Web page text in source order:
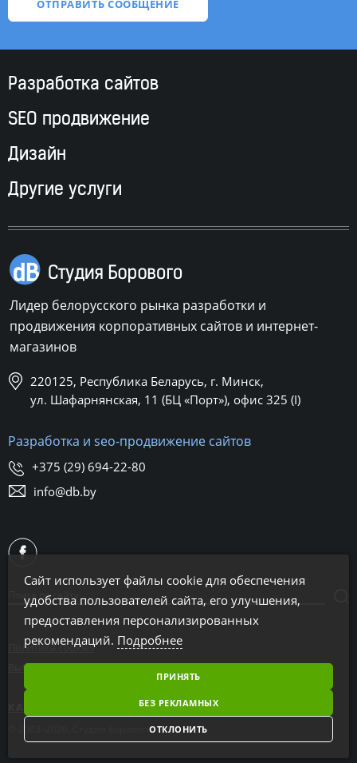
Разработка сайтов
SEO продвижение
Дизайн
Другие услуги
Лидер белорусского рынка разработки и
продвижения корпоративных сайтов и интернет-
магазинов
220125, Республика Беларусь, г. Минск,
ул. Шафарнянская, 11 (БЦ «Порт»), офис 325 (I)
Разработка и seo-продвижение сайтов
+375 (29) 694-22-80
info@db.by
Политика cookies
Выбор настроек cookies
© 2003–2026, Студия Борового
Сайт использует файлы cookie для обеспечения
удобства пользователей сайта, его улучшения,
предоставления персонализированных
рекомендаций. Подробнее
ПРИНЯТЬ
БЕЗ РЕКЛАМНЫХ
ОТКЛОНИТЬ